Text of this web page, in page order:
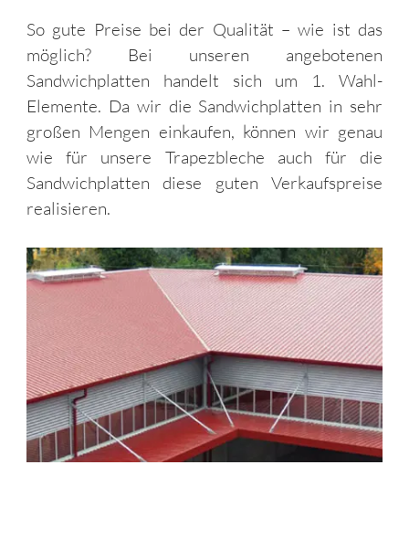
So gute Preise bei der Qualität – wie ist das
möglich? Bei unseren angebotenen
Sandwichplatten handelt sich um 1. Wahl-
Elemente. Da wir die Sandwichplatten in sehr
großen Mengen einkaufen, können wir genau
wie für unsere Trapezbleche auch für die
Sandwichplatten diese guten Verkaufspreise
realisieren.